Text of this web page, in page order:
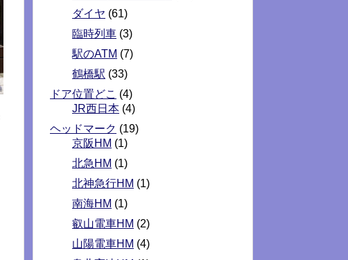
ダイヤ (61)
臨時列車 (3)
駅のATM (7)
鶴橋駅 (33)
ドア位置どこ (4)
JR西日本 (4)
ヘッドマーク (19)
京阪HM (1)
北急HM (1)
北神急行HM (1)
南海HM (1)
叡山電車HM (2)
山陽電車HM (4)